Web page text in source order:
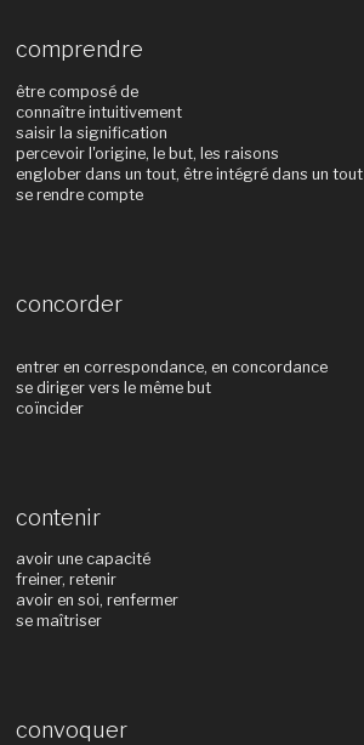
comprendre
être composé de
connaître intuitivement
saisir la signification
percevoir l'origine, le but, les raisons
englober dans un tout, être intégré dans un tout
se rendre compte
concorder
entrer en correspondance, en concordance
se diriger vers le même but
coïncider
contenir
avoir une capacité
freiner, retenir
avoir en soi, renfermer
se maîtriser
convoquer